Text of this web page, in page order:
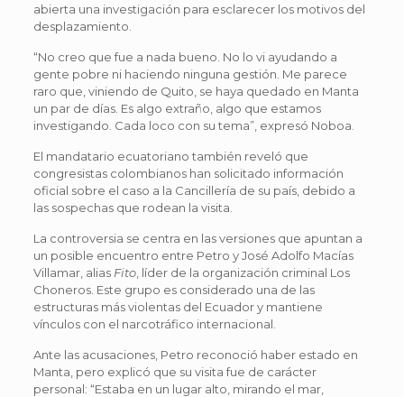
abierta una investigación para esclarecer los motivos del
desplazamiento.
“No creo que fue a nada bueno. No lo vi ayudando a
gente pobre ni haciendo ninguna gestión. Me parece
raro que, viniendo de Quito, se haya quedado en Manta
un par de días. Es algo extraño, algo que estamos
investigando. Cada loco con su tema”, expresó Noboa.
El mandatario ecuatoriano también reveló que
congresistas colombianos han solicitado información
oficial sobre el caso a la Cancillería de su país, debido a
las sospechas que rodean la visita.
La controversia se centra en las versiones que apuntan a
un posible encuentro entre Petro y José Adolfo Macías
Villamar, alias Fito, líder de la organización criminal Los
Choneros. Este grupo es considerado una de las
estructuras más violentas del Ecuador y mantiene
vínculos con el narcotráfico internacional.
Ante las acusaciones, Petro reconoció haber estado en
Manta, pero explicó que su visita fue de carácter
personal: “Estaba en un lugar alto, mirando el mar,